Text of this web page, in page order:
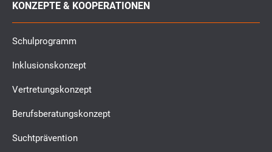
KONZEPTE & KOOPERATIONEN
Schulprogramm
Inklusionskonzept
Vertretungskonzept
Berufsberatungskonzept
Suchtprävention